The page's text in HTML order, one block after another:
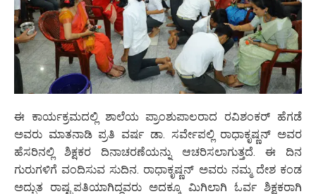
ಈ ಕಾರ್ಯಕ್ರಮದಲ್ಲಿ ಶಾಲೆಯ ಪ್ರಾಂಶುಪಾಲರಾದ ರವಿಶಂಕರ್ ಹೆಗಡೆ
ಅವರು ಮಾತನಾಡಿ ಪ್ರತಿ ವರ್ಷ ಡಾ. ಸರ್ವೇಪಲ್ಲಿ ರಾಧಾಕೃಷ್ಣನ್ ಅವರ
ಹೆಸರಿನಲ್ಲಿ ಶಿಕ್ಷಕರ ದಿನಾಚರಣೆಯನ್ನು ಆಚರಿಸಲಾಗುತ್ತದೆ. ಈ ದಿನ
ಗುರುಗಳಿಗೆ ವಂದಿಸುವ ಸುದಿನ. ರಾಧಾಕೃಷ್ಣನ್ ಅವರು ನಮ್ಮ ದೇಶ ಕಂಡ
ಅದ್ಭುತ ರಾಷ್ಟ್ರಪತಿಯಾಗಿದ್ದವರು ಅದಕ್ಕೂ ಮಿಗಿಲಾಗಿ ಓರ್ವ ಶಿಕ್ಷಕರಾಗಿ